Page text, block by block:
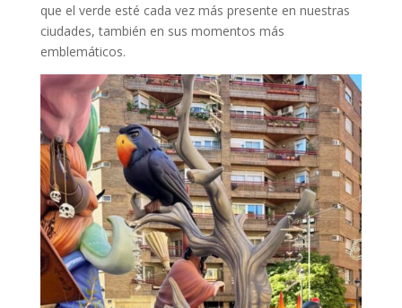
que el verde esté cada vez más presente en nuestras
ciudades, también en sus momentos más
emblemáticos.